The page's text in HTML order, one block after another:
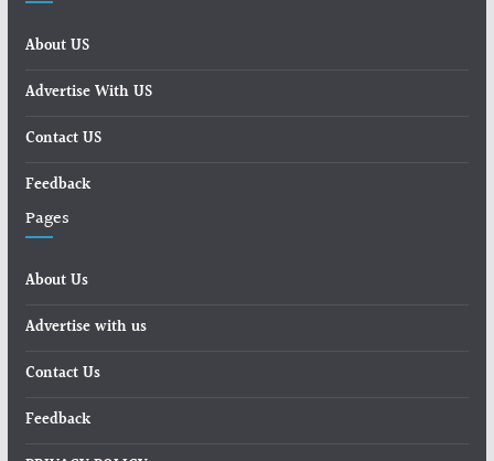
About US
Advertise With US
Contact US
Feedback
Pages
About Us
Advertise with us
Contact Us
Feedback